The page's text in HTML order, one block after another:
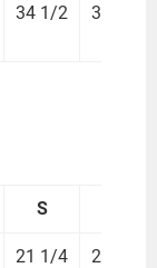
34 1/2 35 1/2
S
21 1/4 22 1/2